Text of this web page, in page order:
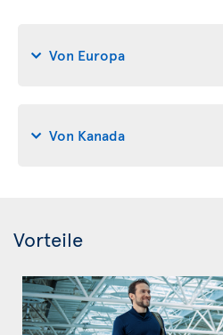
Von Europa
Von Kanada
Vorteile